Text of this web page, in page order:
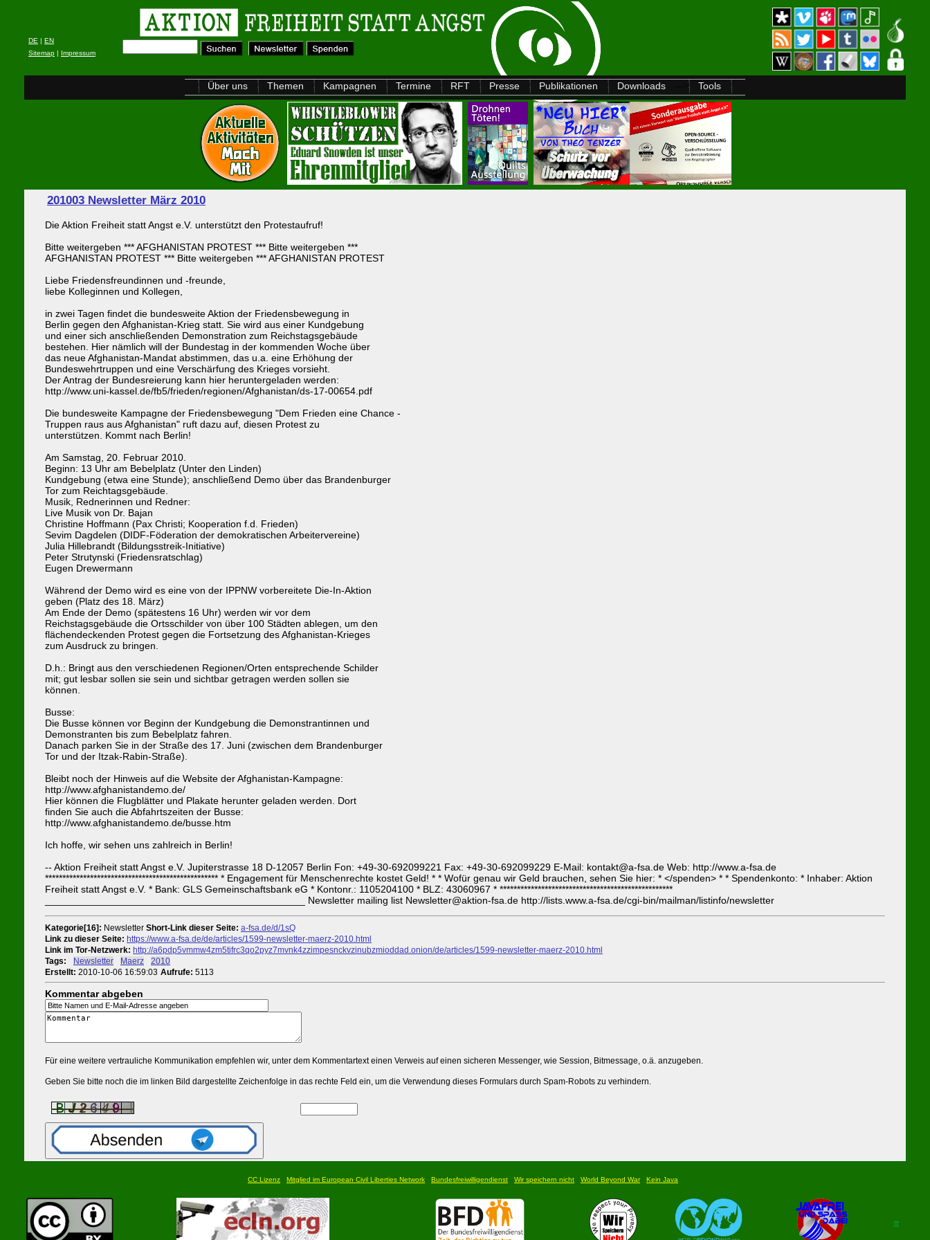
DE | EN
Sitemap | Impressum
Über uns Themen Kampagnen Termine RFT Presse Publikationen Downloads Tools
201003 Newsletter März 2010
Die Aktion Freiheit statt Angst e.V. unterstützt den Protestaufruf!
Bitte weitergeben *** AFGHANISTAN PROTEST *** Bitte weitergeben ***
AFGHANISTAN PROTEST *** Bitte weitergeben *** AFGHANISTAN PROTEST
Liebe Friedensfreundinnen und -freunde,
liebe Kolleginnen und Kollegen,
in zwei Tagen findet die bundesweite Aktion der Friedensbewegung in
Berlin gegen den Afghanistan-Krieg statt. Sie wird aus einer Kundgebung
und einer sich anschließenden Demonstration zum Reichstagsgebäude
bestehen. Hier nämlich will der Bundestag in der kommenden Woche über
das neue Afghanistan-Mandat abstimmen, das u.a. eine Erhöhung der
Bundeswehrtruppen und eine Verschärfung des Krieges vorsieht.
Der Antrag der Bundesreierung kann hier heruntergeladen werden:
http://www.uni-kassel.de/fb5/frieden/regionen/Afghanistan/ds-17-00654.pdf
Die bundesweite Kampagne der Friedensbewegung "Dem Frieden eine Chance -
Truppen raus aus Afghanistan" ruft dazu auf, diesen Protest zu
unterstützen. Kommt nach Berlin!
Am Samstag, 20. Februar 2010.
Beginn: 13 Uhr am Bebelplatz (Unter den Linden)
Kundgebung (etwa eine Stunde); anschließend Demo über das Brandenburger
Tor zum Reichtagsgebäude.
Musik, Rednerinnen und Redner:
Live Musik von Dr. Bajan
Christine Hoffmann (Pax Christi; Kooperation f.d. Frieden)
Sevim Dagdelen (DIDF-Föderation der demokratischen Arbeitervereine)
Julia Hillebrandt (Bildungsstreik-Initiative)
Peter Strutynski (Friedensratschlag)
Eugen Drewermann
Während der Demo wird es eine von der IPPNW vorbereitete Die-In-Aktion
geben (Platz des 18. März)
Am Ende der Demo (spätestens 16 Uhr) werden wir vor dem
Reichstagsgebäude die Ortsschilder von über 100 Städten ablegen, um den
flächendeckenden Protest gegen die Fortsetzung des Afghanistan-Krieges
zum Ausdruck zu bringen.
D.h.: Bringt aus den verschiedenen Regionen/Orten entsprechende Schilder
mit; gut lesbar sollen sie sein und sichtbar getragen werden sollen sie
können.
Busse:
Die Busse können vor Beginn der Kundgebung die Demonstrantinnen und
Demonstranten bis zum Bebelplatz fahren.
Danach parken Sie in der Straße des 17. Juni (zwischen dem Brandenburger
Tor und der Itzak-Rabin-Straße).
Bleibt noch der Hinweis auf die Website der Afghanistan-Kampagne:
http://www.afghanistandemo.de/
Hier können die Flugblätter und Plakate herunter geladen werden. Dort
finden Sie auch die Abfahrtszeiten der Busse:
http://www.afghanistandemo.de/busse.htm
Ich hoffe, wir sehen uns zahlreich in Berlin!
-- Aktion Freiheit statt Angst e.V. Jupiterstrasse 18 D-12057 Berlin Fon: +49-30-692099221 Fax: +49-30-692099229 E-Mail: kontakt@a-fsa.de Web: http://www.a-fsa.de
************************************************** * Engagement für Menschenrechte kostet Geld! * * Wofür genau wir Geld brauchen, sehen Sie hier: * </spenden> * * Spendenkonto: * Inhaber: Aktion
Freiheit statt Angst e.V. * Bank: GLS Gemeinschaftsbank eG * Kontonr.: 1105204100 * BLZ: 43060967 * **************************************************
_______________________________________________ Newsletter mailing list Newsletter@aktion-fsa.de http://lists.www.a-fsa.de/cgi-bin/mailman/listinfo/newsletter
Kategorie[16]: Newsletter Short-Link dieser Seite: a-fsa.de/d/1sQ
Link zu dieser Seite: https://www.a-fsa.de/de/articles/1599-newsletter-maerz-2010.html
Link im Tor-Netzwerk: http://a6pdp5vmmw4zm5tifrc3qo2pyz7mvnk4zzimpesnckvzinubzmioddad.onion/de/articles/1599-newsletter-maerz-2010.html
Tags:
Newsletter Maerz
2010
Erstellt: 2010-10-06 16:59:03 Aufrufe: 5113
Kommentar abgeben
Für eine weitere vertrauliche Kommunikation empfehlen wir, unter dem Kommentartext einen Verweis auf einen sicheren Messenger, wie Session, Bitmessage, o.ä. anzugeben.
Geben Sie bitte noch die im linken Bild dargestellte Zeichenfolge in das rechte Feld ein, um die Verwendung dieses Formulars durch Spam-Robots zu verhindern.
CC Lizenz Mitglied im European Civil Liberties Network Bundesfreiwilligendienst Wir speichern nicht World Beyond War Kein Java